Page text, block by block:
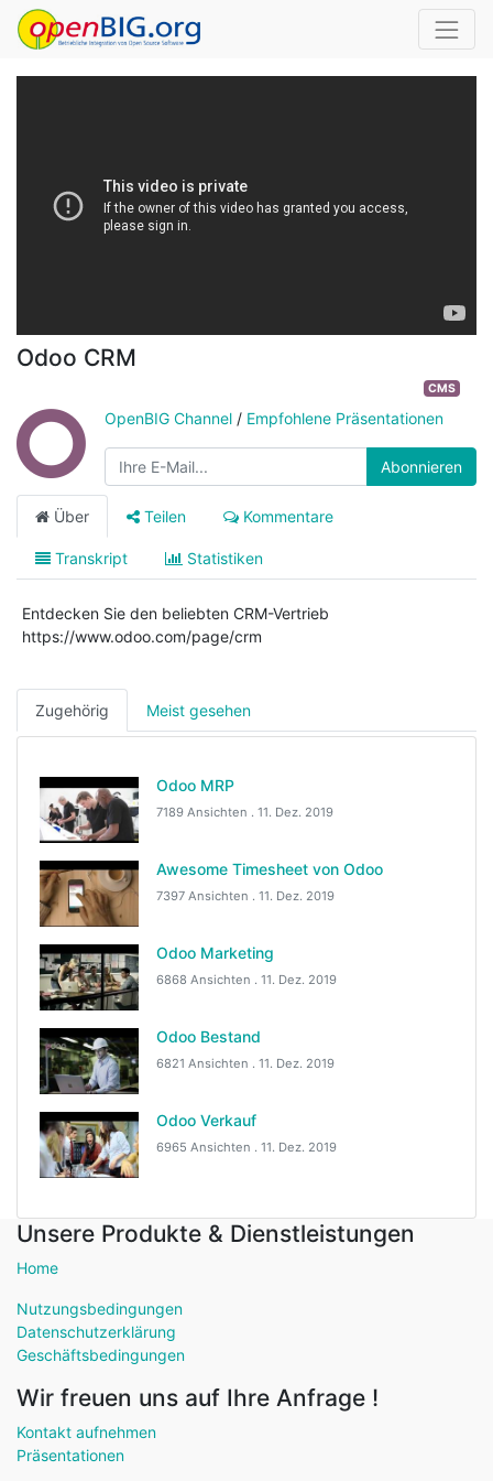
Odoo CRM
CMS
OpenBIG Channel / Empfohlene Präsentationen
Abonnieren
Über Teilen Kommentare
Transkript Statistiken
Entdecken Sie den beliebten CRM-Vertrieb
https://www.odoo.com/page/crm
Zugehörig Meist gesehen
Odoo MRP
7189 Ansichten . 11. Dez. 2019
Awesome Timesheet von Odoo
7397 Ansichten . 11. Dez. 2019
Odoo Marketing
6868 Ansichten . 11. Dez. 2019
Odoo Bestand
6821 Ansichten . 11. Dez. 2019
Odoo Verkauf
6965 Ansichten . 11. Dez. 2019
Unsere Produkte & Dienstleistungen
Home
Nutzungsbedingungen
Datenschutzerklärung
Geschäftsbedingungen
Wir freuen uns auf Ihre Anfrage !
Kontakt aufnehmen
Präsentationen